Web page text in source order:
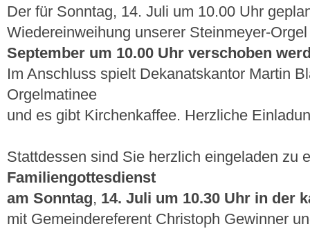
Der für Sonntag, 14. Juli um 10.00 Uhr
Wiedereinweihung unserer Steinmeyer-
September um 10.00 Uhr verschoben
Im Anschluss spielt Dekanatskantor Martin
Orgelmatinee
und es gibt Kirchenkaffee. Herzliche
Stattdessen sind Sie herzlich eingeladen zu
Familiengottesdienst
am Sonntag, 14. Juli um 10.30 Uhr in der
mit Gemeindereferent Christoph Gewinner